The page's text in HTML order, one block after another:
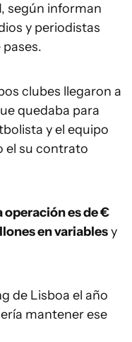
, según informan
y periodistas
clubes llegaron a
quedaba para
y el equipo
el su contrato
operación es de €
en variablesy
de Lisboa el año
mantener ese